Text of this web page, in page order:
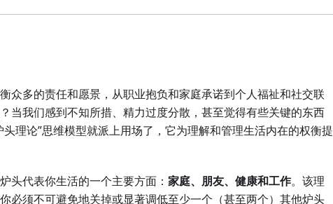
众多的责任和愿景，从职业抱负和家庭承诺到个人福祉和社交联
当我们感到不知所措、精力过度分散，甚至觉得有些关键的东西
理论”思维模型就派上用场了，它为理解和管理生活内在的权衡提
头代表你生活的一个主要方面： 家庭、朋友、健康和工作。该理
必须不可避免地关掉或显著调低至少一个（甚至两个）其他炉头